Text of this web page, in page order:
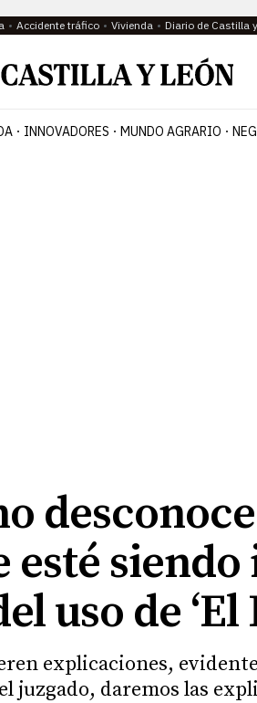
Accidente tráfico Vivienda Diario de Castilla
INNOVADORES MUNDO AGRARIO
desconoce
esté
uso de ‘El
explicaciones,
juzgado, daremos las